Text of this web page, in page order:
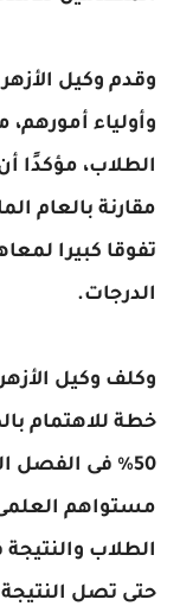
وقدم وكيل
وأولياء أمورهم،
الطلاب، مؤكدًا
مقارنة بالعام
تفوقا كبيرا
الدرجات.
وكلف وكيل
خطة للاهتمام
50% فى الفصل
مستواهم
الطلاب
حتى تصل